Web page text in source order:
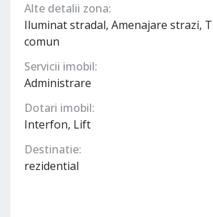
Alte detalii zona:
Iluminat stradal, Amenajare strazi,
comun
Servicii imobil:
Administrare
Dotari imobil:
Interfon, Lift
Destinatie:
rezidential